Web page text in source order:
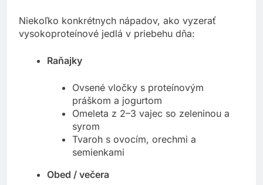
Niekoľko konkrétnych nápadov, ako vyzerať
vysokoproteínové jedlá v priebehu dňa:
Raňajky
Ovsené vločky s proteínovým
práškom a jogurtom
Omeleta z 2–3 vajec so zeleninou a
syrom
Tvaroh s ovocím, orechmi a
semienkami
Obed / večera